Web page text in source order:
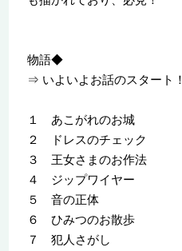
物語◆
⇒ いよいよお話のスタート！
１ あこがれのお城
２ ドレスのチェック
３ 王女さまのお作法
４ ジップワイヤー
５ 音の正体
６ ひみつのお散歩
７ 犯人さがし